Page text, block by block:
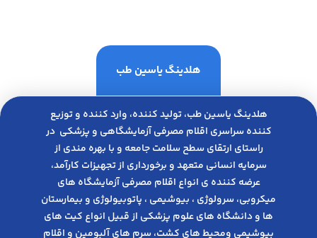
هلدینگ یاسین طب
هلدینگ یاسین طب، تولید کننده، وارد کننده و توزیع
کننده سراسری اقلام مصرفی آزمایشگاهی و پزشکی در
راﺳﺘﺎی ارﺗﻘﺎی ﺳﻄﺢ ﺳﻼﻣﺖ ﺟﺎﻣﻌﻪ و ﺑﺎ ﺑﻬﺮه ﻣﻨﺪی از
ﺳﺮﻣﺎﯾﻪ انسانی متعهد و ﺑﺮﺧﻮرداری از ﺗﺠﻬﯿﺰات ﮐﺎرآﻣﺪ،
عرضه کننده ی انواع اﻗﻼم مصرفی آزﻣﺎﯾﺸﮕﺎه های
میکروبی، ﺳﺮوﻟﻮژی ، ﺑﯿﻮﺷﯿﻤﯽ ، پاتوبیولوژی و بیمارستان
ها و دانشگاه های علوم پزشکی از قبیل انواع کیت های
بیوشیمی ومحیط های کشت، سرم های آلبومین و اقلام